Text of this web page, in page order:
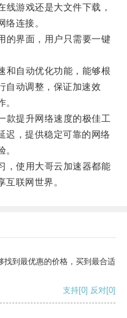
游戏还是大文件下载，
络连接。
界面，用户只需要一键
自动优化功能，能够根
自动调整，保证加速效
提升网络速度的极佳工
迟，提供稳定可靠的网络
使用大哥云加速器都能
联网世界。
找到最优惠的价格，买到最合适
支持[0] 反对[0]